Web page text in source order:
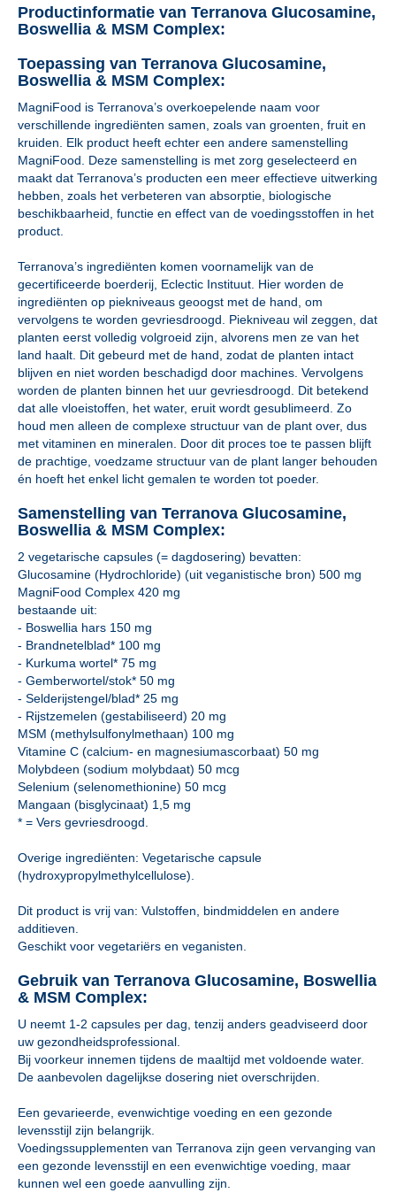
Productinformatie van Terranova Glucosamine,
Boswellia & MSM Complex:
Toepassing van Terranova Glucosamine,
Boswellia & MSM Complex:
MagniFood is Terranova’s overkoepelende naam voor
verschillende ingrediënten samen, zoals van groenten, fruit en
kruiden. Elk product heeft echter een andere samenstelling
MagniFood. Deze samenstelling is met zorg geselecteerd en
maakt dat Terranova’s producten een meer effectieve uitwerking
hebben, zoals het verbeteren van absorptie, biologische
beschikbaarheid, functie en effect van de voedingsstoffen in het
product.
Terranova’s ingrediënten komen voornamelijk van de
gecertificeerde boerderij, Eclectic Instituut. Hier worden de
ingrediënten op piekniveaus geoogst met de hand, om
vervolgens te worden gevriesdroogd. Piekniveau wil zeggen, dat
planten eerst volledig volgroeid zijn, alvorens men ze van het
land haalt. Dit gebeurd met de hand, zodat de planten intact
blijven en niet worden beschadigd door machines. Vervolgens
worden de planten binnen het uur gevriesdroogd. Dit betekend
dat alle vloeistoffen, het water, eruit wordt gesublimeerd. Zo
houd men alleen de complexe structuur van de plant over, dus
met vitaminen en mineralen. Door dit proces toe te passen blijft
de prachtige, voedzame structuur van de plant langer behouden
én hoeft het enkel licht gemalen te worden tot poeder.
Samenstelling van Terranova Glucosamine,
Boswellia & MSM Complex:
2 vegetarische capsules (= dagdosering) bevatten:
Glucosamine (Hydrochloride) (uit veganistische bron) 500 mg
MagniFood Complex 420 mg
bestaande uit:
- Boswellia hars 150 mg
- Brandnetelblad* 100 mg
- Kurkuma wortel* 75 mg
- Gemberwortel/stok* 50 mg
- Selderijstengel/blad* 25 mg
- Rijstzemelen (gestabiliseerd) 20 mg
MSM (methylsulfonylmethaan) 100 mg
Vitamine C (calcium- en magnesiumascorbaat) 50 mg
Molybdeen (sodium molybdaat) 50 mcg
Selenium (selenomethionine) 50 mcg
Mangaan (bisglycinaat) 1,5 mg
* = Vers gevriesdroogd.
Overige ingrediënten: Vegetarische capsule
(hydroxypropylmethylcellulose).
Dit product is vrij van: Vulstoffen, bindmiddelen en andere
additieven.
Geschikt voor vegetariërs en veganisten.
Gebruik van Terranova Glucosamine, Boswellia
& MSM Complex:
U neemt 1-2 capsules per dag, tenzij anders geadviseerd door
uw gezondheidsprofessional.
Bij voorkeur innemen tijdens de maaltijd met voldoende water.
De aanbevolen dagelijkse dosering niet overschrijden.
Een gevarieerde, evenwichtige voeding en een gezonde
levensstijl zijn belangrijk.
Voedingssupplementen van Terranova zijn geen vervanging van
een gezonde levensstijl en een evenwichtige voeding, maar
kunnen wel een goede aanvulling zijn.